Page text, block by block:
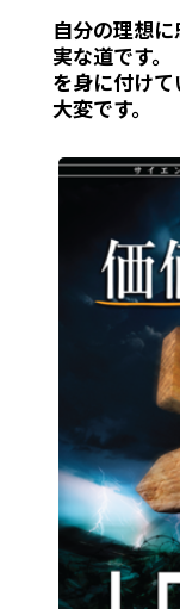
自分の理想
実な道です
を身に付け
大変です。